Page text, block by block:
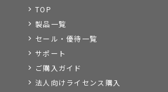
TOP
製品一覧
セール・優待一覧
サポート
ご購入ガイド
法人向けライセンス購入